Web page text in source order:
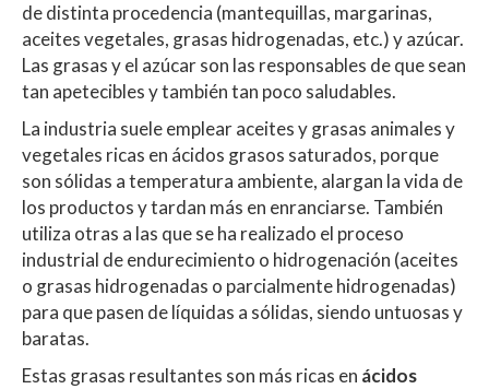
de distinta procedencia (mantequillas, margarinas,
aceites vegetales, grasas hidrogenadas, etc.) y azúcar.
Las grasas y el azúcar son las responsables de que sean
tan apetecibles y también tan poco saludables.
La industria suele emplear aceites y grasas animales y
vegetales ricas en ácidos grasos saturados, porque
son sólidas a temperatura ambiente, alargan la vida de
los productos y tardan más en enranciarse. También
utiliza otras a las que se ha realizado el proceso
industrial de endurecimiento o hidrogenación (aceites
o grasas hidrogenadas o parcialmente hidrogenadas)
para que pasen de líquidas a sólidas, siendo untuosas y
baratas.
Estas grasas resultantes son más ricas en ácidos